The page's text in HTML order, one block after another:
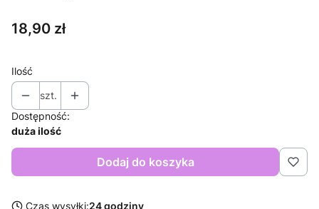
Cena
18,90 zł
Ilość
szt.
Dostępność:
duża ilość
Dodaj do koszyka
Czas wysyłki:24 godziny